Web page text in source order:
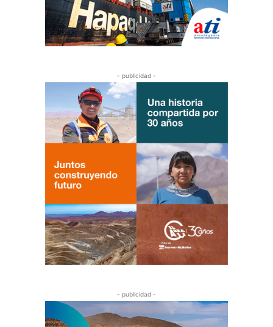
- publicidad -
- publicidad -